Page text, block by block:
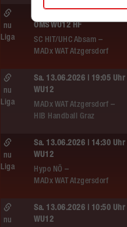
ÖMS WU12 HF
SC HIT/UHC Absam –
MADx WAT Atzgersdorf
nu
Liga
Sa. 13.06.2026 | 19:05 Uhr |
WU12
MADx WAT Atzgersdorf –
HIB Handball Graz
nu
Liga
Sa. 13.06.2026 | 14:30 Uhr |
WU12
Hypo NÖ –
MADx WAT Atzgersdorf
nu
Liga
Sa. 13.06.2026 | 10:50 Uhr |
WU12
nu